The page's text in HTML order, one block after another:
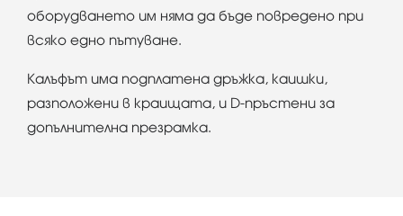
оборудването им няма да бъде повредено при
всяко едно пътуване.
Калъфът има подплатена дръжка, каишки,
разположени в краищата, и D-пръстени за
допълнителна презрамка.